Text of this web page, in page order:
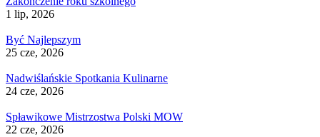
1 lip, 2026
Być Najlepszym
25 cze, 2026
Nadwiślańskie Spotkania Kulinarne
24 cze, 2026
Spławikowe Mistrzostwa Polski MOW
22 cze, 2026